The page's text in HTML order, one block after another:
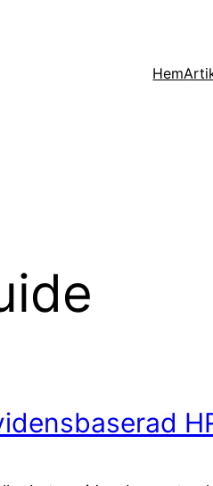
Hem